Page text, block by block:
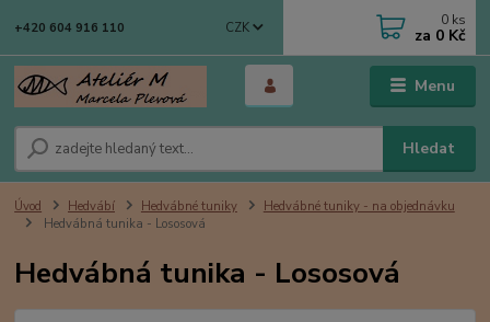
Menu
CZK
Hledat
+420 604 916 110 0 ks
za 0 Kč
Úvod Hedvábí Hedvábné tuniky
Hedvábné tuniky - na objednávku
Hedvábná tunika - Lososová
Hedvábná tunika - Lososová